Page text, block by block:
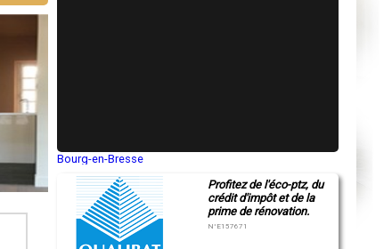
Bourg-en-Bresse
Montluçon
Manosque
Gap
Profitez de l'éco-ptz, du
crédit d'impôt et de la
prime de rénovation.
N°E157671